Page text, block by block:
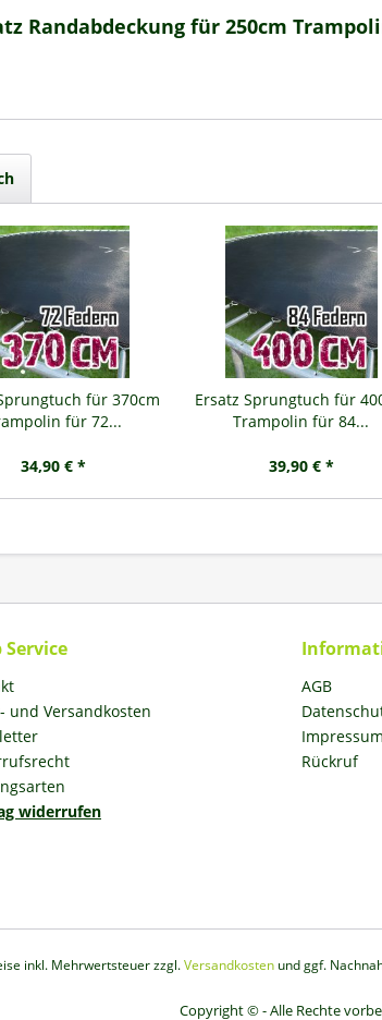
Randabdeckung für 250cm
für 370cm
für 72...
34,90 € *
Ersatz Sprungtuch für
Trampolin für 84...
39,90 € *
Service
und Versandkosten
widerrufen
AGB
Impressum
Rückruf
inkl. Mehrwertsteuer zzgl.Versandkostenund ggf.
Copyright © - Alle Rechte